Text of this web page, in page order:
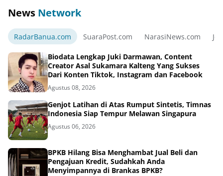
News Network
RadarBanua.com SuaraPost.com NarasiNews.com
Biodata Lengkap Juki Darmawan, Content
Creator Asal Sukamara Kalteng Yang Sukses
Dari Konten Tiktok, Instagram dan Facebook
Agustus 08, 2026
Genjot Latihan di Atas Rumput Sintetis, Timnas
Indonesia Siap Tempur Melawan Singapura
Agustus 06, 2026
BPKB Hilang Bisa Menghambat Jual Beli dan
Pengajuan Kredit, Sudahkah Anda
Menyimpannya di Brankas BPKB?